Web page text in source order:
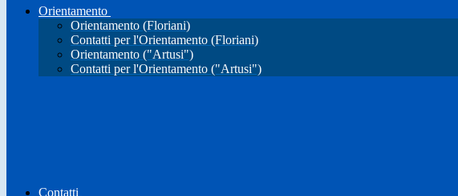
Orientamento
Orientamento (Floriani)
Contatti per l'Orientamento (Floriani)
Orientamento ("Artusi")
Contatti per l'Orientamento ("Artusi")
Contatti